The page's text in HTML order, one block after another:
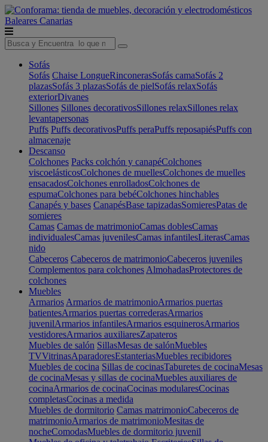
Baleares Canarias
Sofás
Sofás Chaise LongueRinconerasSofás camaSofás 2
plazasSofás 3 plazasSofás de pielSofás relaxSofás
exteriorDivanes
Sillones Sillones decorativosSillones relaxSillones relax
levantapersonas
Puffs Puffs decorativosPuffs peraPuffs reposapiésPuffs con
almacenaje
Descanso
Colchones Packs colchón y canapéColchones
viscoelásticosColchones de muellesColchones de muelles
ensacadosColchones enrolladosColchones de
espumaColchones para bebéColchones hinchables
Canapés y bases CanapésBase tapizadasSomieresPatas de
somieres
Camas Camas de matrimonioCamas doblesCamas
individualesCamas juvenilesCamas infantilesLiterasCamas
nido
Cabeceros Cabeceros de matrimonioCabeceros juveniles
Complementos para colchones AlmohadasProtectores de
colchones
Muebles
Armarios Armarios de matrimonioArmarios puertas
batientesArmarios puertas correderasArmarios
juvenilArmarios infantilesArmarios esquinerosArmarios
vestidoresArmarios auxiliaresZapateros
Muebles de salón SillasMesas de salónMuebles
TVVitrinasAparadoresEstanteriasMuebles recibidores
Muebles de cocina Sillas de cocinasTaburetes de cocinaMesas
de cocinaMesas y sillas de cocinaMuebles auxiliares de
cocinaArmarios de cocinaCocinas modularesCocinas
completasCocinas a medida
Muebles de dormitorio Camas matrimonioCabeceros de
matrimonioArmarios de matrimonioMesitas de
nocheComodasMuebles de dormitorio juvenil